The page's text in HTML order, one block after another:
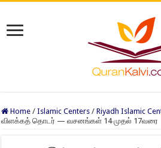
Home / Islamic Centers / Riyadh Islamic
விளக்கத் தொடர் — வசனங்கள் 14 முதல் 17வரை